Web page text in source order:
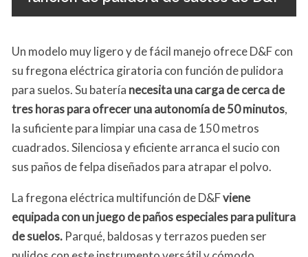
Un modelo muy ligero y de fácil manejo ofrece D&F con
su fregona eléctrica giratoria con función de pulidora
para suelos. Su batería necesita una carga de cerca de
tres horas para ofrecer una autonomía de 50 minutos,
la suficiente para limpiar una casa de 150 metros
cuadrados. Silenciosa y eficiente arranca el sucio con
sus paños de felpa diseñados para atrapar el polvo.
La fregona eléctrica multifunción de D&Fviene
equipada con un juego de paños especiales para pulitura
de suelos. Parqué, baldosas y terrazos pueden ser